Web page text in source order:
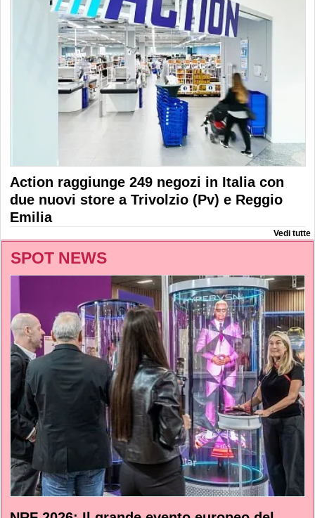
Action raggiunge 249 negozi in Italia con
due nuovi store a Trivolzio (Pv) e Reggio
Emilia
Vedi tutte
SPOT NEWS